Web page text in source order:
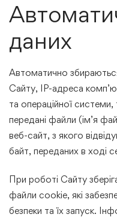
даних
Автоматично
Сайту, IP-адреса
та операційної
передані файли (ім’я
веб-сайт, з якого
байт, переданих в ході
При роботі Сайту
файли cookie, які
безпеки та їх запуск.